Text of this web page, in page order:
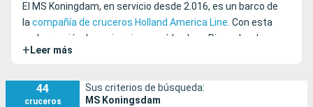
El MS Koningdam, en servicio desde 2.016, es un barco de
lacompañía de cruceros Holland America Line. Con esta
embarcación, la naviera inauguró la clase Pinnacle a la que,
dos años después se unió el
compañía.
+ Leer más
44
cruceros
Sus criterios de búsqueda:
MS Koningsdam